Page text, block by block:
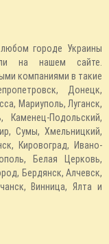
городе Украины
на нашем сайте.
компаниями в такие
Донецк,
Мариуполь, Луганск,
Подольский,
Сумы, Хмельницкий,
Кировоград, Ивано-
Белая Церковь,
Бердянск, Алчевск,
Винница, Ялта и